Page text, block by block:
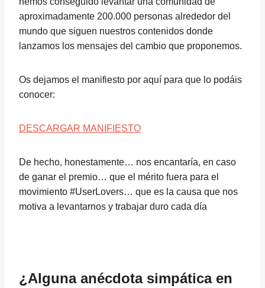
aproximadamente 200.000 personas alrededor del
mundo que siguen nuestros contenidos donde
lanzamos los mensajes del cambio que proponemos.
Os dejamos el manifiesto por aquí para que lo podáis
conocer:
DESCARGAR MANIFIESTO
De hecho, honestamente… nos encantaría, en caso
de ganar el premio… que el mérito fuera para el
movimiento #UserLovers… que es la causa que nos
motiva a levantarnos y trabajar duro cada día
¿Alguna anécdota simpática en